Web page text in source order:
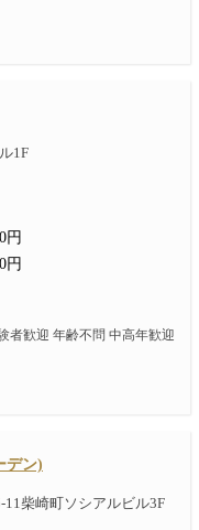
1F
円
円
者歓迎 年齢不問 中高年歓迎
デン)
柴崎町ソシアルビル3F